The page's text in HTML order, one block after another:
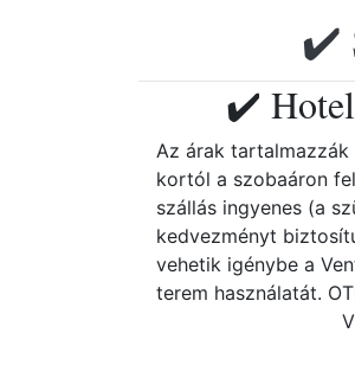
✔️
✔️
Az árak
kortól a szobaáron
szállás ingyenes (a
kedvezményt
vehetik igénybe a
terem használatát.